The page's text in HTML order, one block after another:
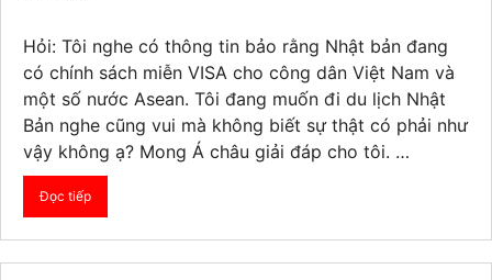
Hỏi: Tôi nghe có thông tin bảo rằng Nhật bản đang
có chính sách miễn VISA cho công dân Việt Nam và
một số nước Asean. Tôi đang muốn đi du lịch Nhật
Bản nghe cũng vui mà không biết sự thật có phải như
vậy không ạ? Mong Á châu giải đáp cho tôi. …
Đọc tiếp